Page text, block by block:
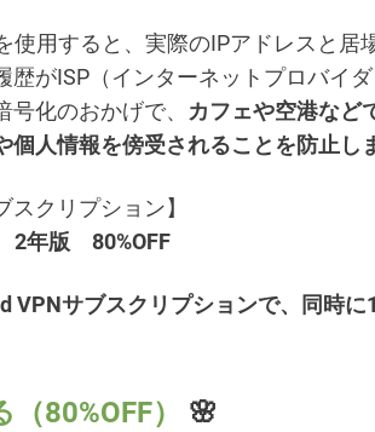
使用すると、実際のIPアドレスと居
歴がISP（インターネットプロバイダ
号化のおかげで、 カフェや空港など
個人情報を傍受されることを防止し
スクリプション】
2年版 80%OFF
VPNサブスクリプションで、同時
80%OFF） 🌸